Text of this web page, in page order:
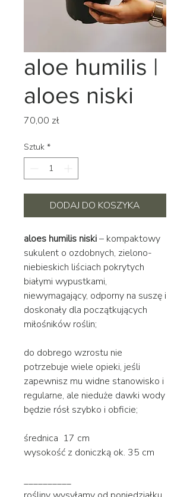
aloe humilis |
aloes niski
70,00 złCena
Sztuk *
DODAJ DO KOSZYKA
aloes humilis niski– kompaktowy
sukulent o ozdobnych, zielono-
niebieskich liściach pokrytych
białymi wypustkami,
niewymagający, odporny na suszę i
doskonały dla początkujących
miłośników roślin;
do dobrego wzrostu nie
potrzebuje wiele opieki, jeśli
zapewnisz mu widne stanowisko i
regularne, ale nieduże dawki wody
będzie rósł szybko i obficie;
średnica 17 cm
wysokość z doniczką ok. 35 cm
__________